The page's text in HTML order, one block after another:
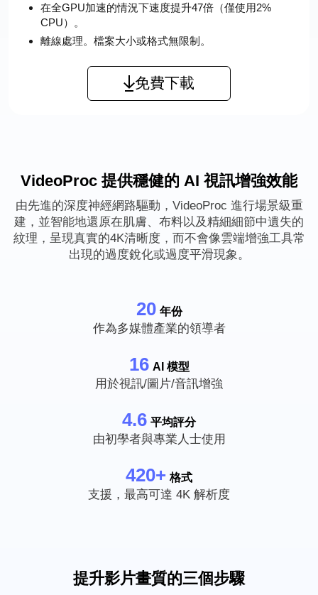
在全GPU加速的情況下速度提升47倍（僅使用2%
CPU）。
離線處理。檔案大小或格式無限制。
免費下載
VideoProc 提供穩健的 AI 視訊增強效能
由先進的深度神經網路驅動，VideoProc 進行場景級重
建，並智能地還原在肌膚、布料以及精細細節中遺失的
紋理，呈現真實的4K清晰度，而不會像雲端增強工具常
出現的過度銳化或過度平滑現象。
20 年份
作為多媒體產業的領導者
16 AI 模型
用於視訊/圖片/音訊增強
4.6 平均評分
由初學者與專業人士使用
420+ 格式
支援，最高可達 4K 解析度
提升影片畫質的三個步驟